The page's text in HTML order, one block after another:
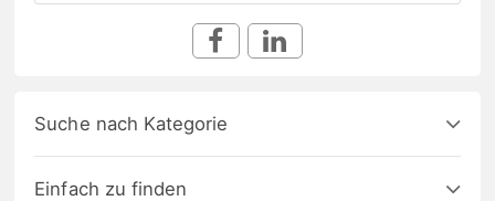
Suche nach Kategorie
Einfach zu finden